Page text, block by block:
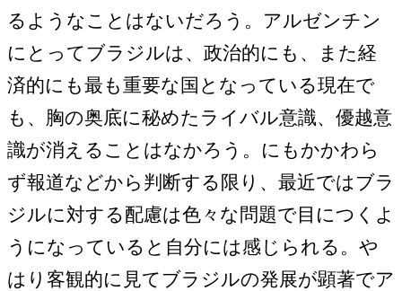
るようなことはないだろう。アルゼンチン
にとってブラジルは、政治的にも、また経
済的にも最も重要な国となっている現在で
も、胸の奥底に秘めたライバル意識、優越意
識が消えることはなかろう。にもかかわら
ず報道などから判断する限り、最近ではブラ
ジルに対する配慮は色々な問題で目につくよ
うになっていると自分には感じられる。や
はり客観的に見てブラジルの発展が顕著でア